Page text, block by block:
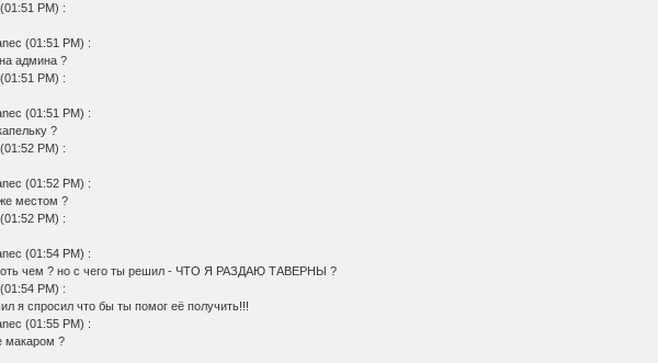
PM) :
(01:51 PM) :
админа ?
PM) :
(01:51 PM) :
?
PM) :
(01:52 PM) :
местом ?
PM) :
(01:54 PM) :
чем ? но с чего ты решил - ЧТО Я РАЗДАЮ ТАВЕРНЫ ?
PM) :
я спросил что бы ты помог её получить!!!
(01:55 PM) :
макаром ?